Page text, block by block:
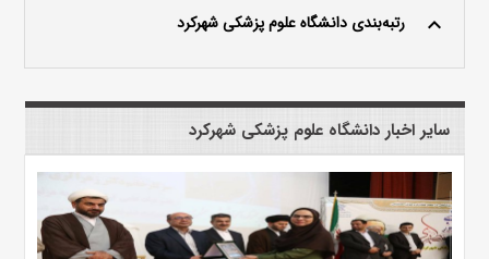
keyboard_arrow_up رتبه‌بندی دانشگاه علوم پزشکی شهرکرد
سایر اخبار دانشگاه علوم پزشکی شهرکرد